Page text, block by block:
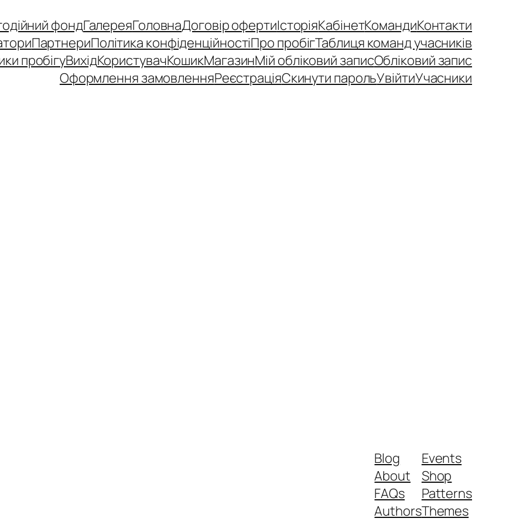
фондГалереяГоловнаДоговір офертиІсторіяКабінетКомандиКонтакти
ПартнериПолітика конфіденційностіПро пробігТаблиця команд учасників
пробігуВихідКористувачКошикМагазинМій обліковий записОбліковий запис
Оформлення замовленняРеєстраціяСкинути парольУвійтиУчасники
Blog
About
FAQs
Authors
Events
Shop
Patterns
Themes